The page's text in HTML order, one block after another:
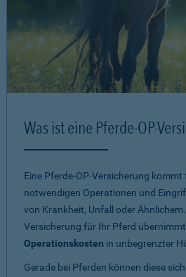
Was ist eine Pferde-OP-
Eine Pferde-OP-Versicherung
notwendigen Operationen und
von Krankheit, Unfall oder
Versicherung für Ihr Pferd
Operationskosten in unbegrenzter
Gerade bei Pferden können diese